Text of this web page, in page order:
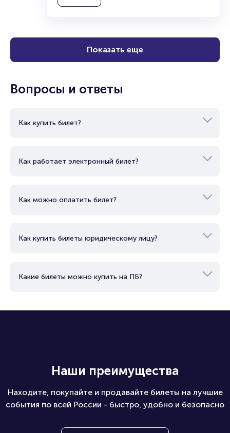
Показать еще
Вопросы и ответы
Как купить билет?
Как работает электронный билет?
Как можно оплатить билет?
Как купить билеты юридическому лицу?
Какие билеты можно купить на ПБ?
Наши преимущества
Находите, покупайте и продавайте билеты на лучшие
события по всей России - быстро, удобно и безопасно